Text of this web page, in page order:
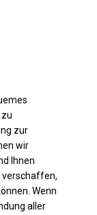
zur
wir
Ihnen
verschaffen,
Wenn
aller